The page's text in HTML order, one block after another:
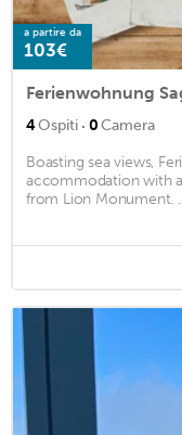
a partire da
103€
Ferienwohnung
4Ospiti · 0Camera
Boasting sea views,
accommodation with
from Lion Monument.